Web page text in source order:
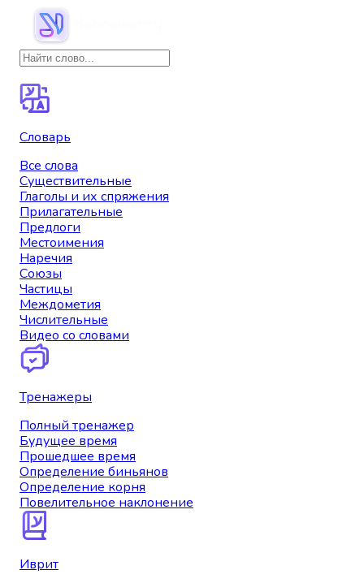
Словарь
Все слова
Существительные
Глаголы и их спряжения
Прилагательные
Предлоги
Местоимения
Наречия
Союзы
Частицы
Междометия
Числительные
Видео со словами
Тренажеры
Полный тренажер
Будущее время
Прошедшее время
Определение биньянов
Определение корня
Повелительное наклонение
Иврит